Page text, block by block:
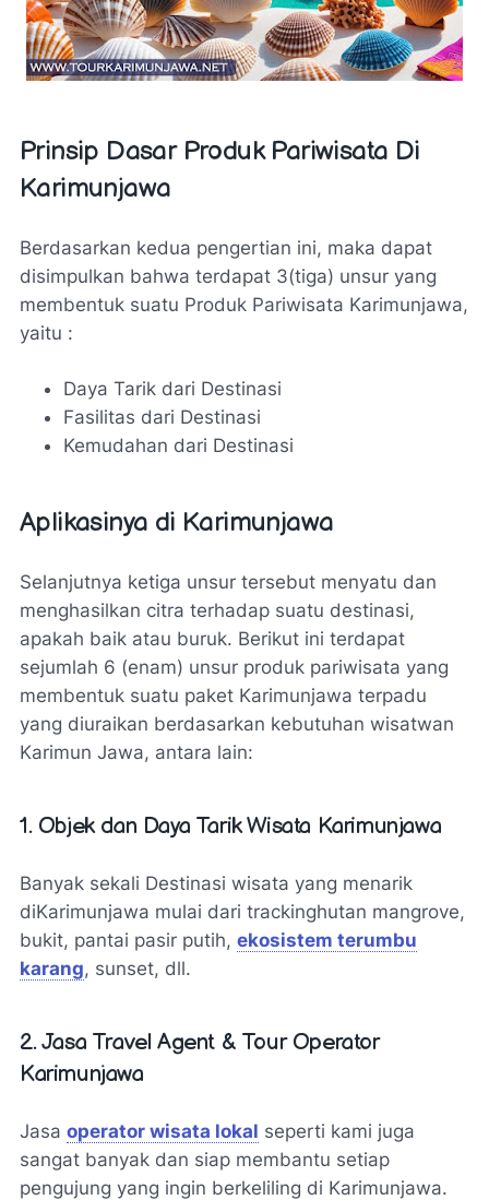
Prinsip Dasar Produk Pariwisata Di
Karimunjawa
Berdasarkan kedua pengertian ini, maka dapat
disimpulkan bahwa terdapat 3(tiga) unsur yang
membentuk suatu Produk Pariwisata Karimunjawa,
yaitu :
Daya Tarik dari Destinasi
Fasilitas dari Destinasi
Kemudahan dari Destinasi
Aplikasinya di Karimunjawa
Selanjutnya ketiga unsur tersebut menyatu dan
menghasilkan citra terhadap suatu destinasi,
apakah baik atau buruk. Berikut ini terdapat
sejumlah 6 (enam) unsur produk pariwisata yang
membentuk suatu paket Karimunjawa terpadu
yang diuraikan berdasarkan kebutuhan wisatwan
Karimun Jawa, antara lain:
1. Objek dan Daya Tarik Wisata Karimunjawa
Banyak sekali Destinasi wisata yang menarik
diKarimunjawa mulai dari trackinghutan mangrove,
bukit, pantai pasir putih, ekosistem terumbu
karang, sunset, dll.
2. Jasa Travel Agent & Tour Operator
Karimunjawa
Jasa operator wisata lokal seperti kami juga
sangat banyak dan siap membantu setiap
pengujung yang ingin berkeliling di Karimunjawa.